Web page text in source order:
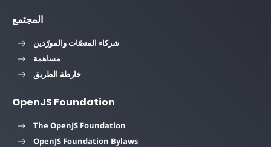
المجتمع
شركاء المنصّات والمورّدين
مساهمة
خارطة الطريق
OpenJS Foundation
The OpenJS Foundation
OpenJS Foundation Bylaws